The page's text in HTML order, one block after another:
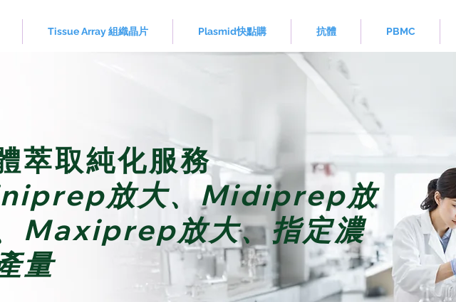
Tissue Array 組織晶片 Plasmid快點購 抗體 PBMC
萃取純化服務
放大、Midiprep放
Maxiprep放大、指定濃
量